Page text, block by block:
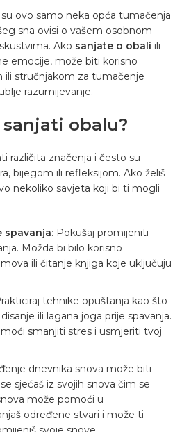
ovo samo neka opća tumačenja
sna ovisi o vašem osobnom
Ako sanjate o obali ili
emocije, može biti korisno
ili stručnjakom za tumačenje
razumijevanje.
obalu?
različita značenja i često su
bijegom ili refleksijom. Ako želiš
nekoliko savjeta koji bi ti mogli
spavanja: Pokušaj promijeniti
Možda bi bilo korisno
ili čitanje knjiga koje uključuju
tehnike opuštanja kao što
ili lagana joga prije spavanja.
smanjiti stres i usmjeriti tvoj
dnevnika snova može biti
sjećaš iz svojih snova čim se
može pomoći u
određene stvari i može ti